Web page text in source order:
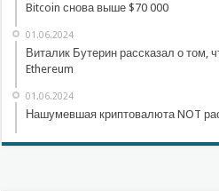
Bitcoin снова выше $70 000
01.06.2024
Виталик Бутерин рассказал о том,
Ethereum
01.06.2024
Нашумевшая криптовалюта NOT